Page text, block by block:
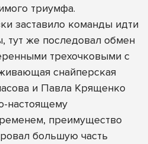
триумфа.
заставило команды идти
тут же последовал обмен
трехочковыми с
снайперская
и Павла Крященко
настоящему
преимущество
большую часть